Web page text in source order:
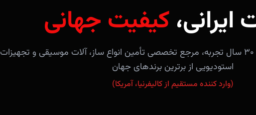
ایرانی، کیفیت جهانی
فروشگاه آندلس با بیش از ۳۰ سال تجربه، مرجع تخصصی تأمین انواع ساز، آلات موسیقی و تجهیزات
استودیویی از برترین برندهای جهان
(وارد کننده مستقیم از کالیفرنیا، آمریکا)